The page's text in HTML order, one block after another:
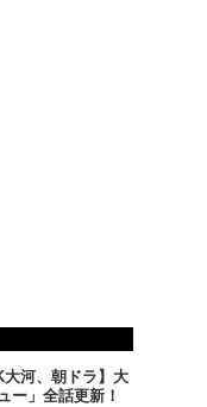
大河、朝ドラ】大
ー」全話更新！